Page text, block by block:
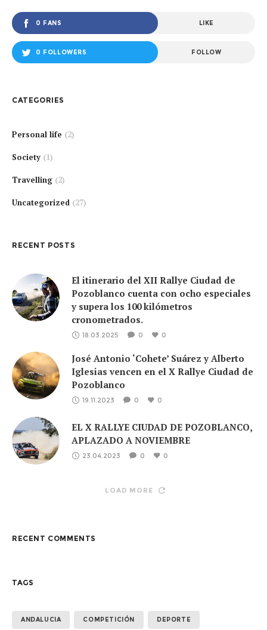
0 FANS LIKE
0 FOLLOWERS FOLLOW
CATEGORIES
Personal life (2)
Society (1)
Travelling (2)
Uncategorized (27)
RECENT POSTS
El itinerario del XII Rallye Ciudad de
Pozoblanco cuenta con ocho especiales
y supera los 100 kilómetros
cronometrados.
18.03.2025 0 0
José Antonio ‘Cohete’ Suárez y Alberto
Iglesias vencen en el X Rallye Ciudad de
Pozoblanco
19.11.2023 0 0
EL X RALLYE CIUDAD DE POZOBLANCO,
APLAZADO A NOVIEMBRE
23.04.2023 0 0
LOAD MORE
RECENT COMMENTS
TAGS
ANDALUCIA COMPETICIÓN DEPORTE